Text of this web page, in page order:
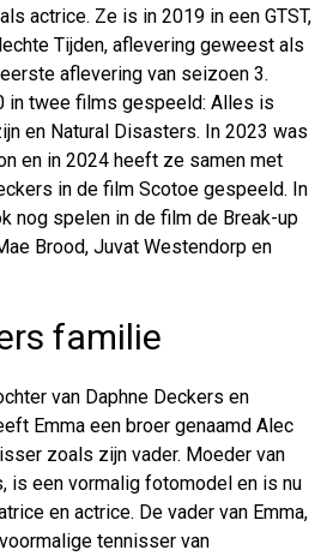
actrice. Ze is in 2019 in een GTST,
Tijden, aflevering geweest als
aflevering van seizoen 3.
in twee films gespeeld: Alles is
en Natural Disasters. In 2023 was
en in 2024 heeft ze samen met
in de film Scotoe gespeeld. In
nog spelen in de film de Break-up
Brood, Juvat Westendorp en
familie
van Daphne Deckers en
Emma een broer genaamd Alec
zoals zijn vader. Moeder van
is een vormalig fotomodel en is nu
en actrice. De vader van Emma,
tennisser van